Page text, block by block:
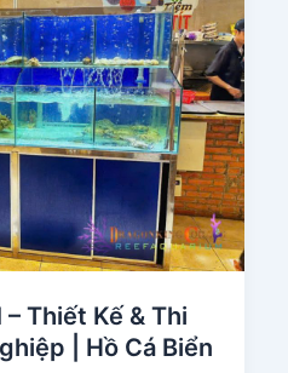
– Thiết Kế & Thi
| Hồ Cá Biển